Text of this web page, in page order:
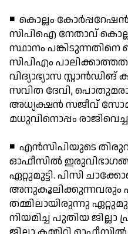
◾ കൊല്ലം
സിപിഐ നേതാവ്
സ്ഥാനം
സിപിഎം
വിദ്യാഭ്യാസ
സവിത ദേവി,
അധ്യക്ഷന്‍ സജീവ്
മധുവിനൊപ്പം
◾ എന്‍സിപിയുടെ
ഓഫീസില്‍
ഏറ്റുമുട്ടി. പിസി
അനുകൂലിക്കുന്നവരും
തമ്മിലായിരുന്നു
നിയമിച്ച പുതിയ